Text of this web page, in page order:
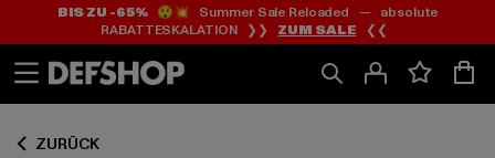
Zum
Inhalt
springen
Zum
Fußzeile
springen
BIS ZU -65%😲💥 Summer Sale Reloaded — absolute
RABATTESKALATION ❯❯ ZUM SALE ❮❮
ZURÜCK
Zum
Produktraster
springen